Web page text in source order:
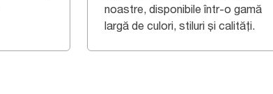
noastre, disponibile într-o gamă
largă de culori, stiluri și calități.